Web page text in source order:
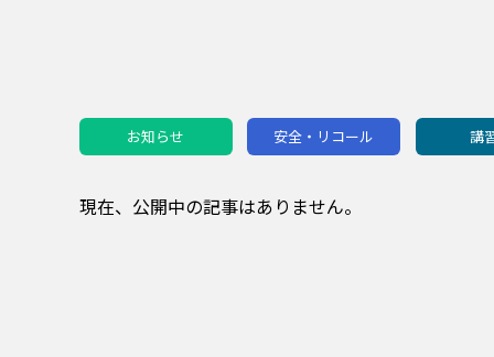
お知らせ 安全・リコール 講
現在、公開中の記事はありません。